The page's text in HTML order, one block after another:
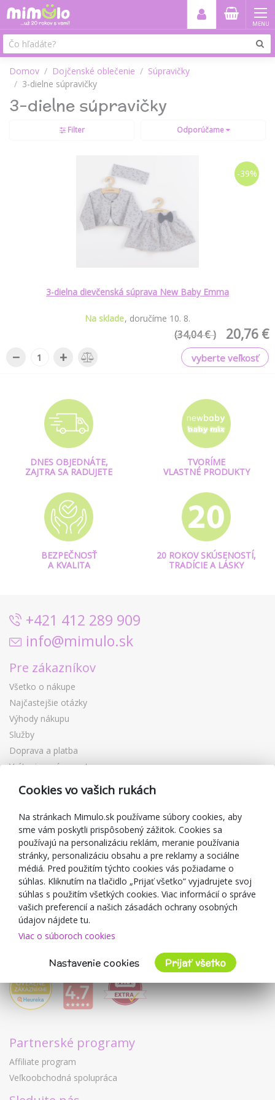
MENU
Domov Dojčenské oblečenie
Súpravičky
3-dielne súpravičky
3-dielne súpravičky
Filter Odporúčame
-39%
3-dielna dievčenská súprava New Baby Emma
Na sklade doručíme 10. 8.
20,76 €
(34,04 € )
− + vyberte veľkosť
DNES OBJEDNÁTE,
ZAJTRA SA RADUJETE
TVORÍME
VLASTNÉ PRODUKTY
BEZPEČNOSŤ
A KVALITA
20 ROKOV SKÚSENOSTÍ,
TRADÍCIE A LÁSKY
+421 412 289 909
info@mimulo.sk
Pre zákazníkov
Všetko o nákupe
Najčastejšie otázky
Výhody nákupu
Služby
Doprava a platba
Vrátenie a výmena tovaru
Reklamácia
Darčekové poukážky
Zľavové kupóny
Blog
O predajcovi
Mimulo.sk
Obchodné podmienky
Ochrana osobných údajov GDPR
Kontakty
Spolupracujeme
Partnerské programy
Affiliate program
Veľkoobchodná spolupráca
Cookies vo vašich rukách
Na stránkach Mimulo.sk používame súbory cookies, aby
sme vám poskytli prispôsobený zážitok. Cookies sa
používajú na personalizáciu reklám, meranie používania
stránky, personalizáciu obsahu a pre reklamy a sociálne
médiá. Pred použitím týchto cookies vás požiadame o
súhlas. Kliknutím na tlačidlo „Prijať všetko“ vyjadrujete svoj
súhlas s použitím všetkých cookies. Viac informácií o správe
vašich preferencií a našich zásadách ochrany osobných
údajov nájdete tu.
Viac o súboroch cookies
Nastavenie cookies Prijať všetko